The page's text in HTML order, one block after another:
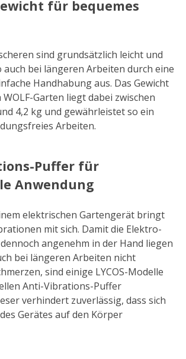
für bequemes
sind grundsätzlich leicht und
auch bei längeren Arbeiten durch eine
Handhabung aus. Das Gewicht
Garten liegt dabei zwischen
4,2 kg und gewährleistet so ein
Arbeiten.
Puffer für
Anwendung
elektrischen Gartengerät bringt
mit sich. Damit die Elektro-
angenehm in der Hand liegen
bei längeren Arbeiten nicht
sind einige LYCOS-Modelle
Anti-Vibrations-Puffer
verhindert zuverlässig, dass sich
Gerätes auf den Körper